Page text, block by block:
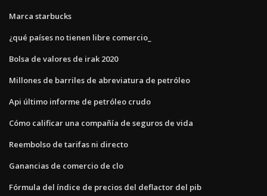
Marca starbucks
¿qué países no tienen libre comercio_
Bolsa de valores de irak 2020
Millones de barriles de abreviatura de petróleo
Api último informe de petróleo crudo
Cómo calificar una compañía de seguros de vida
Reembolso de tarifas ni directo
Ganancias de comercio de clo
Fórmula del índice de precios del deflactor del pib